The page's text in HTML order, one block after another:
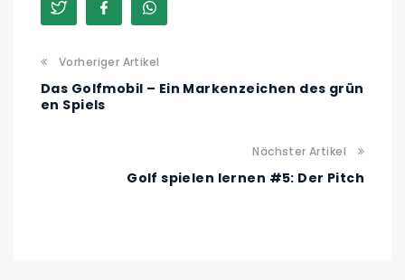
Vorheriger Artikel
Das Golfmobil – Ein Markenzeichen des grün
en Spiels
Nächster Artikel
Golf spielen lernen #5: Der Pitch